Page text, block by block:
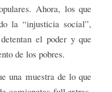
Ahora, los que
la “injusticia social”,
el poder y que
de los pobres.
una muestra de lo que